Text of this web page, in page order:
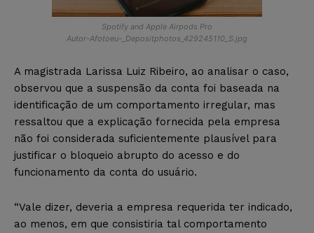
Spotify and Apple Airpods Pro
Autor-Afotoeu-_Depositphotos_429245110_S.jpg
A magistrada Larissa Luiz Ribeiro, ao analisar o caso,
observou que a suspensão da conta foi baseada na
identificação de um comportamento irregular, mas
ressaltou que a explicação fornecida pela empresa
não foi considerada suficientemente plausível para
justificar o bloqueio abrupto do acesso e do
funcionamento da conta do usuário.
“Vale dizer, deveria a empresa requerida ter indicado,
ao menos, em que consistiria tal comportamento